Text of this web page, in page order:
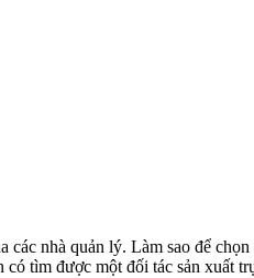
nhà quản lý. Làm sao để
tìm được một đối tác sản xuất